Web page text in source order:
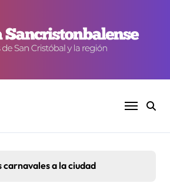
carnavales a la ciudad